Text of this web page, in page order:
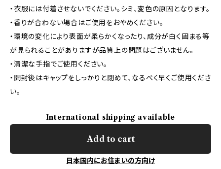
・衣服には付着させないでください。シミ、変色の原因となります。
・香りが合わない場合はご使用をおやめください。
・環境の変化により表面が柔らかくなったり、成分が白く固まる等
が見られることがありますが品質上の問題はございません。
・清潔な手指でご使用ください。
・開封後はキャップをしっかりと閉めて、なるべく早くご使用くださ
い。
International shipping available
Add to cart
日本国内にお住まいの方向け